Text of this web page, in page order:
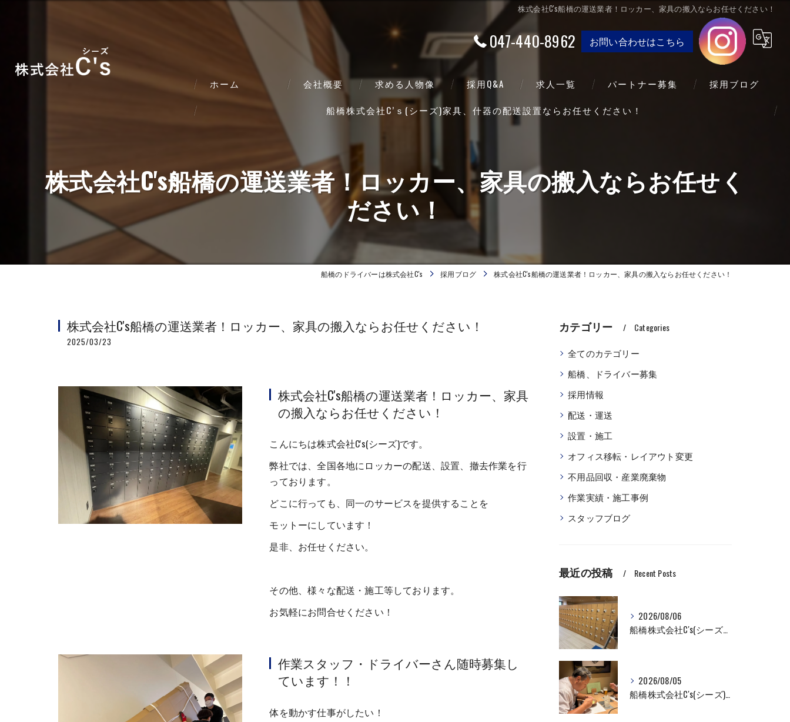
株式会社C's船橋の運送業者！ロッカー、家具の搬入ならお任せください！
047-440-8962 お問い合わせはこちら
ホーム 会社概要
事業案内
求める人物像 採用Q&A 求人一覧 パートナー募集 採用ブログ
船橋株式会社C’ｓ(シーズ)家具、什器の配送設置ならお任せください！
株式会社C's船橋の運送業者！ロッカー、家具の搬入ならお任せく
ださい！
船橋のドライバーは株式会社C's 採用ブログ 株式会社C's船橋の運送業者！ロッカー、家具の搬入ならお任せください！
株式会社C's船橋の運送業者！ロッカー、家具の搬入ならお任せください！
2025/03/23
株式会社C's船橋の運送業者！ロッカー、家具
の搬入ならお任せください！
こんにちは株式会社C's(シーズ)です。
弊社では、全国各地にロッカーの配送、設置、撤去作業を行
っております。
どこに行っても、同一のサービスを提供することを
モットーにしています！
是非、お任せください。
その他、様々な配送・施工等しております。
お気軽にお問合せください！
作業スタッフ・ドライバーさん随時募集し
ています！！
体を動かす仕事がしたい！
カテゴリー Categories
全てのカテゴリー
船橋、ドライバー募集
採用情報
配送・運送
設置・施工
オフィス移転・レイアウト変更
不用品回収・産業廃棄物
作業実績・施工事例
スタッフブログ
最近の投稿 Recent Posts
2026/08/06
船橋株式会社C's(シーズ）ロッカーの入れ替え作業も全国対応お任せ下さい！
2026/08/05
船橋株式会社C's(シーズ)商品輸送なら私たちにお任せください！お取引先様との交流を深めました！